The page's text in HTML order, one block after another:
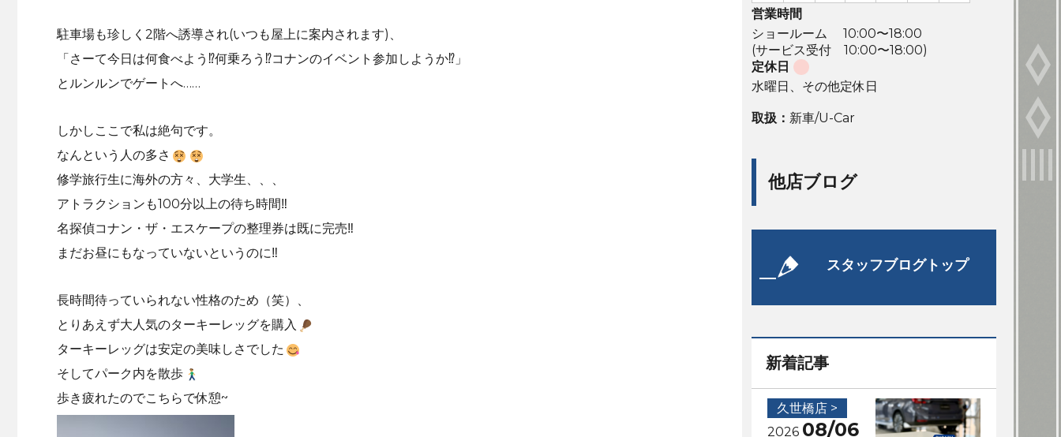
駐車場も珍しく2階へ誘導され(いつも屋上に案内されます)、
「さーて今日は何食べよう⁉︎何乗ろう⁉︎コナンのイベント参加しようか⁉︎」
とルンルンでゲートへ……
しかしここで私は絶句です。
なんという人の多さ
修学旅行生に海外の方々、大学生、、、
アトラクションも100分以上の待ち時間‼︎
名探偵コナン・ザ・エスケープの整理券は既に完売‼︎
まだお昼にもなっていないというのに‼︎
長時間待っていられない性格のため（笑）、
とりあえず大人気のターキーレッグを購入
ターキーレッグは安定の美味しさでした
そしてパーク内を散歩
歩き疲れたのでこちらで休憩~
営業時間
ショールーム 10:00〜18:00
(サービス受付 10:00〜18:00)
定休日
水曜日、その他定休日
取扱： 新車/U-Car
他店ブログ
スタッフブログトップ
新着記事
久世橋店 >
2026 08/06